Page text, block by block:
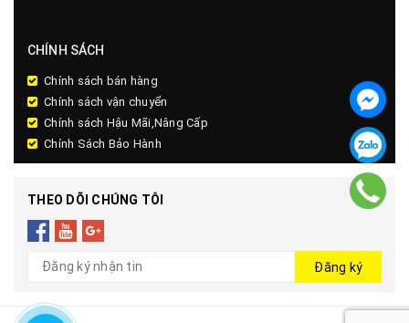
CHÍNH SÁCH
Chính sách bán hàng
Chính sách vận chuyển
Chính sách Hậu Mãi,Nâng Cấp
Chính Sách Bảo Hành
THEO DÕI CHÚNG TÔI
Đăng ký